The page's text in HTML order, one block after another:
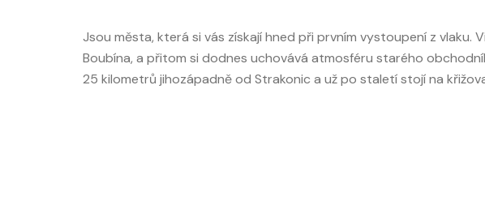
Jsou města, která si vás získají hned při prvním vystoupení z vlaku.
Boubína, a přitom si dodnes uchovává atmosféru starého
25 kilometrů jihozápadně od Strakonic a už po staletí stojí na